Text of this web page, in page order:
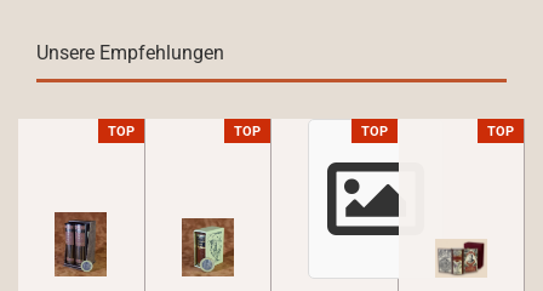
Unsere Empfehlungen
TOP TOP TOP TOP